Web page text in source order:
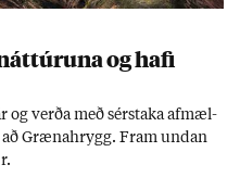
og hafi
og verða með sér­staka af­mæl­
Græna­hrygg. Fram und­an